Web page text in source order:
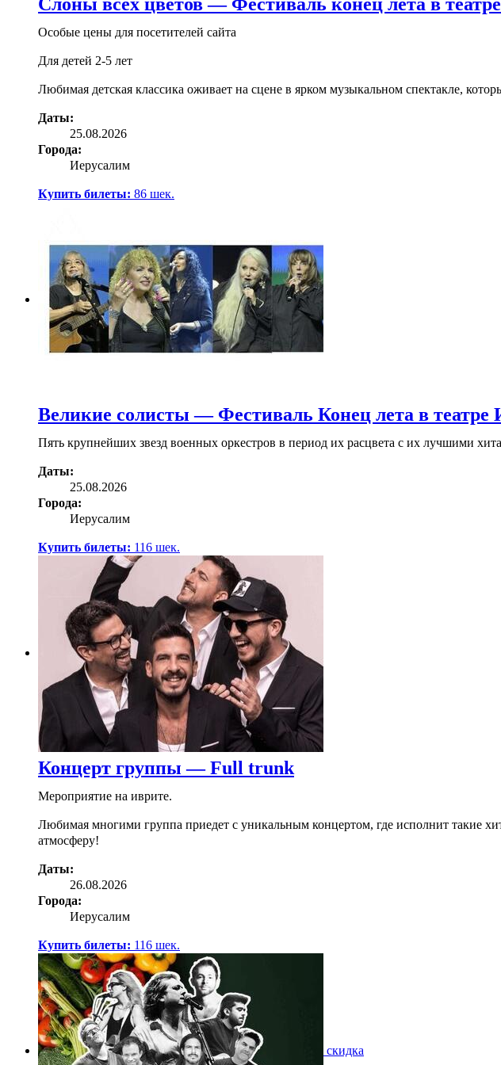
Особые цены для посетителей сайта
Для детей 2-5 лет
Любимая детская классика оживает на сцене в ярком музыкальном спектакле,
Даты:
25.08.2026
Города:
Иерусалим
Купить билеты: 86 шек.
Великие солисты — Фестиваль Конец лета в
Пять крупнейших звезд военных оркестров в период их расцвета с их лучшими
Даты:
25.08.2026
Города:
Иерусалим
Купить билеты: 116 шек.
Концерт группы — Full trunk
Мероприятие на иврите.
Любимая многими группа приедет с уникальным концертом, где исполнит такие
атмосферу!
Даты:
26.08.2026
Города:
Иерусалим
Купить билеты: 116 шек.
скидка